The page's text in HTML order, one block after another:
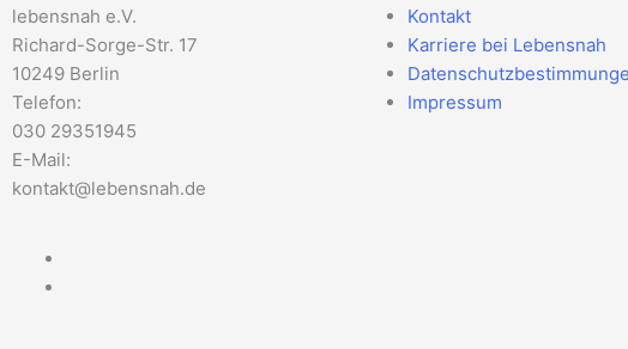
lebensnah e.V.
Richard-Sorge-Str. 17
10249 Berlin
Telefon:
030 29351945
E-Mail:
kontakt@lebensnah.de
Kontakt
Karriere bei Lebensnah
Impressum